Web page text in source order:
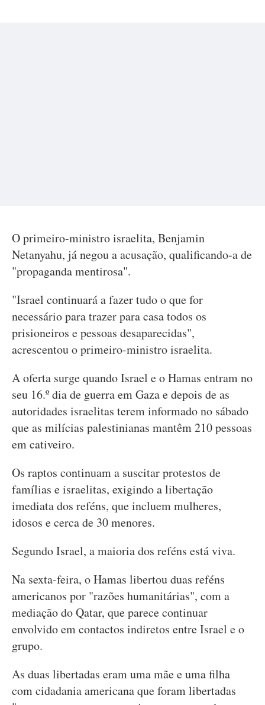
O primeiro-ministro israelita, Benjamin
Netanyahu, já negou a acusação, qualificando-a de
"propaganda mentirosa".
"Israel continuará a fazer tudo o que for
necessário para trazer para casa todos os
prisioneiros e pessoas desaparecidas",
acrescentou o primeiro-ministro israelita.
A oferta surge quando Israel e o Hamas entram no
seu 16.º dia de guerra em Gaza e depois de as
autoridades israelitas terem informado no sábado
que as milícias palestinianas mantêm 210 pessoas
em cativeiro.
Os raptos continuam a suscitar protestos de
famílias e israelitas, exigindo a libertação
imediata dos reféns, que incluem mulheres,
idosos e cerca de 30 menores.
Segundo Israel, a maioria dos reféns está viva.
Na sexta-feira, o Hamas libertou duas reféns
americanos por "razões humanitárias", com a
mediação do Qatar, que parece continuar
envolvido em contactos indiretos entre Israel e o
grupo.
As duas libertadas eram uma mãe e uma filha
com cidadania americana que foram libertadas